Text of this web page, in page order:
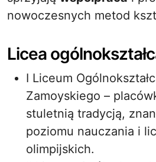
nowoczesnych metod
Licea
I Liceum
Zamoyskiego –
stuletnią tradycją,
poziomu nauczania i
olimpijskich.